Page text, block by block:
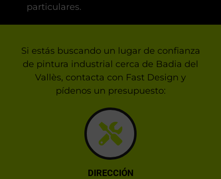
particulares.
Si estás buscando un lugar de confianza
de pintura industrial cerca de Badia del
Vallès, contacta con Fast Design y
pídenos un presupuesto:
DIRECCIÓN